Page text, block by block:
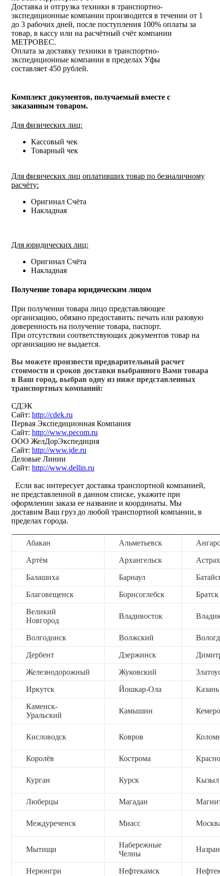
Доставка и отгрузка техники в транспортно-
экспедиционные компании производится в течении от 1
до 3 рабочих дней, после поступления 100% оплаты за
товар, в кассу или на расчётный счёт компании
МЕТРОВЕС.
Оплата за доставку техники в транспортно-
экспедиционные компании в пределах Уфы
составляет 450 рублей.
Комплект документов, получаемый вместе с
заказанным товаром.
Для физических лиц:
Кассовый чек
Товарный чек
Для физических лиц оплативших товар по безналичному
расчёту:
Оригинал Счёта
Накладная
Для юридических лиц:
Оригинал Счёта
Накладная
Получение товара юридическим лицом
При получении товара лицо представляющее
организацию, обязано предоставить: печать или разовую
доверенность на получение товара, паспорт.
При отсутствии соответствующих документов товар на
организацию не выдается.
Вы можете произвести предварительный расчет
стоимости и сроков доставки выбранного Вами товара
в Ваш город, выбрав одну из ниже представленных
транспортных компаний:
СДЭК
Сайт: http://cdek.ru
Первая Экспедиционная Компания
Сайт: http://www.pecom.ru
ООО ЖелДорЭкспедиция
Сайт: http://www.jde.ru
Деловые Линии
Сайт: http://www.dellin.ru
Если вас интересует доставка транспортной компанией,
не представленной в данном списке, укажите при
оформлении заказа ее название и координаты. Мы
доставим Ваш груз до любой транспортной компании, в
пределах города.
Абакан Альметьевск
Артём Архангельск
Балашиха Барнаул
Благовещенск Борисоглебск Братск
Великий
Новгород
Владивосток
Волгодонск Волжский
Дербент Дзержинск
Железнодорожный Жуковский
Иркутск Йошкар-Ола Казань
Каменск-
Уральский
Камышин
Кисловодск Ковров
Королёв Кострома
Курган Курск Кызыл
Люберцы Магадан
Междуреченск Миасс
Мытищи
Набережные
Челны
Нерюнгри Нефтекамск